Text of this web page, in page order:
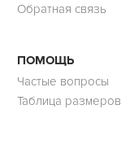
Обратная связь
ПОМОЩЬ
Частые вопросы
Таблица размеров